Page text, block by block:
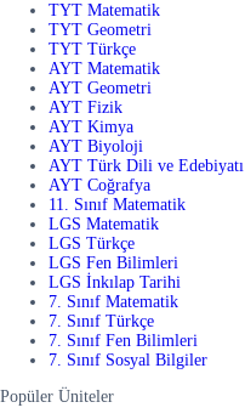
TYT Matematik
TYT Geometri
TYT Türkçe
AYT Matematik
AYT Geometri
AYT Fizik
AYT Kimya
AYT Biyoloji
AYT Türk Dili ve Edebiyatı
AYT Coğrafya
11. Sınıf Matematik
LGS Matematik
LGS Türkçe
LGS Fen Bilimleri
LGS İnkılap Tarihi
7. Sınıf Matematik
7. Sınıf Türkçe
7. Sınıf Fen Bilimleri
7. Sınıf Sosyal Bilgiler
Popüler Üniteler